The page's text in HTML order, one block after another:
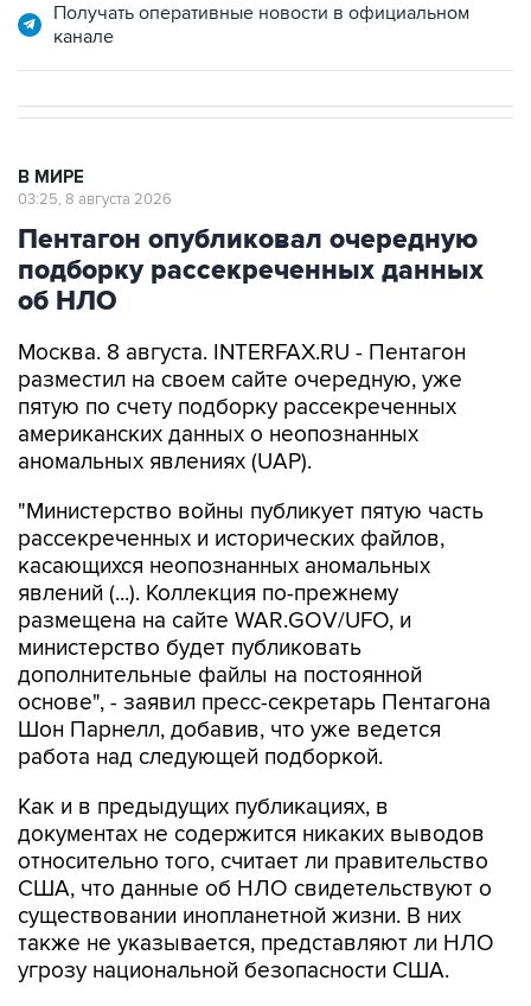
Получать оперативные новости в официальном
канале
В МИРЕ
03:25, 8 августа 2026
Пентагон опубликовал очередную
подборку рассекреченных данных
об НЛО
Москва. 8 августа. INTERFAX.RU - Пентагон
разместил на своем сайте очередную, уже
пятую по счету подборку рассекреченных
американских данных о неопознанных
аномальных явлениях (UAP).
"Министерство войны публикует пятую часть
рассекреченных и исторических файлов,
касающихся неопознанных аномальных
явлений (...). Коллекция по-прежнему
размещена на сайте WAR.GOV/UFO, и
министерство будет публиковать
дополнительные файлы на постоянной
основе", - заявил пресс-секретарь Пентагона
Шон Парнелл, добавив, что уже ведется
работа над следующей подборкой.
Как и в предыдущих публикациях, в
документах не содержится никаких выводов
относительно того, считает ли правительство
США, что данные об НЛО свидетельствуют о
существовании инопланетной жизни. В них
также не указывается, представляют ли НЛО
угрозу национальной безопасности США.